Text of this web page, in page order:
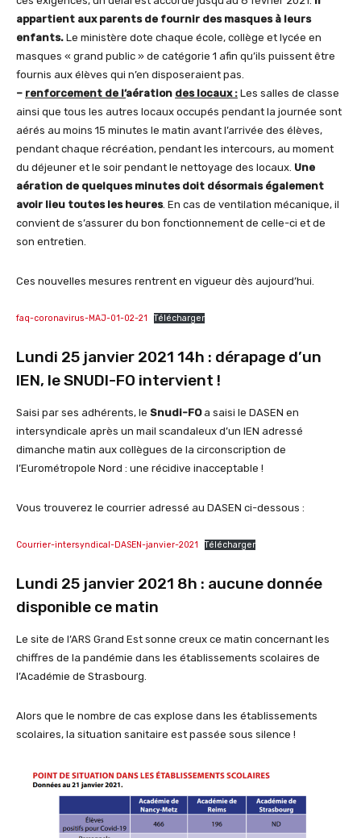
appartient aux parents de fournir des masques à leurs
enfants. Le ministère dote chaque école, collège et lycée en
masques « grand public » de catégorie 1 afin qu’ils puissent être
fournis aux élèves qui n’en disposeraient pas.
– renforcement de l’aération des locaux : Les salles de classe
ainsi que tous les autres locaux occupés pendant la journée sont
aérés au moins 15 minutes le matin avant l’arrivée des élèves,
pendant chaque récréation, pendant les intercours, au moment
du déjeuner et le soir pendant le nettoyage des locaux. Une
aération de quelques minutes doit désormais également
avoir lieu toutes les heures. En cas de ventilation mécanique, il
convient de s’assurer du bon fonctionnement de celle-ci et de
son entretien.
Ces nouvelles mesures rentrent en vigueur dès aujourd’hui.
faq-coronavirus-MAJ-01-02-21 Télécharger
Lundi 25 janvier 2021 14h : dérapage d’un
IEN, le SNUDI-FO intervient !
Saisi par ses adhérents, le Snudi-FOa saisi le DASEN en
intersyndicale après un mail scandaleux d’un IEN adressé
dimanche matin aux collègues de la circonscription de
l’Eurométropole Nord : une récidive inacceptable !
Vous trouverez le courrier adressé au DASEN ci-dessous :
Courrier-intersyndical-DASEN-janvier-2021 Télécharger
Lundi 25 janvier 2021 8h : aucune donnée
disponible ce matin
Le site de l’ARS Grand Est sonne creux ce matin concernant les
chiffres de la pandémie dans les établissements scolaires de
l’Académie de Strasbourg.
Alors que le nombre de cas explose dans les établissements
scolaires, la situation sanitaire est passée sous silence !